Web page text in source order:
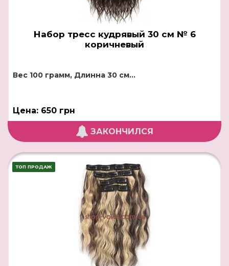
Набор тресс кудрявый 30 см № 6
коричневый
Вес 100 грамм, Длинна 30 см...
Цена: 650 грн
ЗАКОНЧИЛСЯ
ТОП ПРОДАЖ